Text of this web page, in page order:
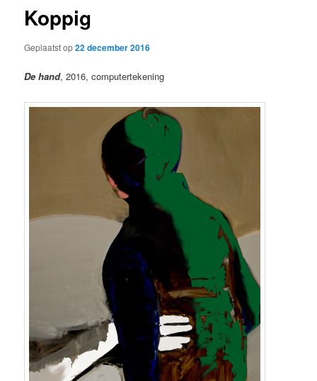
Koppig
Geplaatst op22 december 2016
De hand, 2016, computertekening